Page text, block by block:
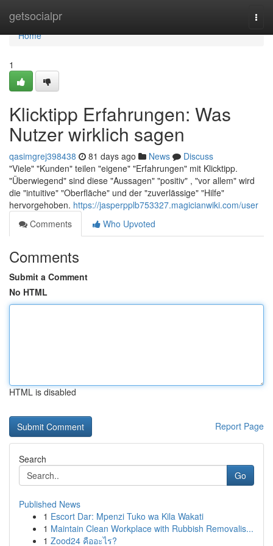
getsocialpr
Home
Home
1
Klicktipp Erfahrungen: Was
Nutzer wirklich sagen
qasimgrej398438 81 days ago News
Discuss
"Viele" "Kunden" teilen "eigene" "Erfahrungen" mit Klicktipp.
"Überwiegend" sind diese "Aussagen" "positiv" , "vor allem" wird
die "intuitive" "Oberfläche" und der "zuverlässige" "Hilfe"
hervorgehoben. https://jasperpplb753327.magicianwiki.com/user
Comments
Who Upvoted
Comments
Submit a Comment
No HTML
HTML is disabled
Report Page
Search
Go
Published News
1 Escort Dar: Mpenzi Tuko wa Kila Wakati
1 Maintain Clean Workplace with Rubbish Removalis...
1 Zood24 คืออะไร?